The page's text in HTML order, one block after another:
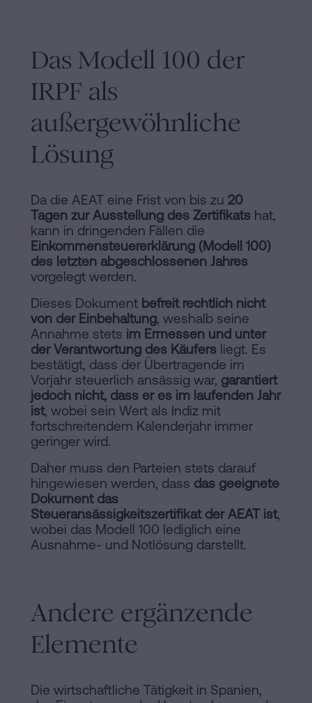
Das Modell 100 der
IRPF als
außergewöhnliche
Lösung
Da die AEAT eine Frist von bis zu 20
Tagen zur Ausstellung des Zertifikats hat,
kann in dringenden Fällen die
Einkommensteuererklärung (Modell 100)
des letzten abgeschlossenen Jahres
vorgelegt werden.
Dieses Dokument befreit rechtlich nicht
von der Einbehaltung, weshalb seine
Annahme stets im Ermessen und unter
der Verantwortung des Käufers liegt. Es
bestätigt, dass der Übertragende im
Vorjahr steuerlich ansässig war, garantiert
jedoch nicht, dass er es im laufenden Jahr
ist, wobei sein Wert als Indiz mit
fortschreitendem Kalenderjahr immer
geringer wird.
Daher muss den Parteien stets darauf
hingewiesen werden, dass das geeignete
Dokument das
Steueransässigkeitszertifikat der AEAT ist,
wobei das Modell 100 lediglich eine
Ausnahme- und Notlösung darstellt.
Andere ergänzende
Elemente
Die wirtschaftliche Tätigkeit in Spanien,